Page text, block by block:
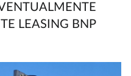
LEASING BNP